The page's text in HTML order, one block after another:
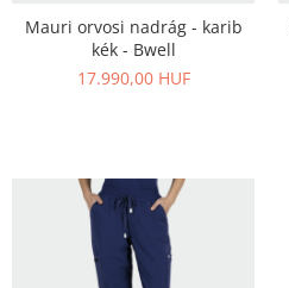
Mauri orvosi nadrág - karib
kék - Bwell
17.990,00 HUF